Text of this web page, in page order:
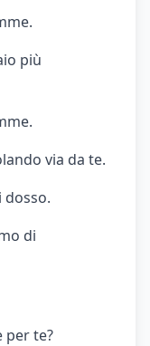
più
via da te.
dosso.
di
per te?